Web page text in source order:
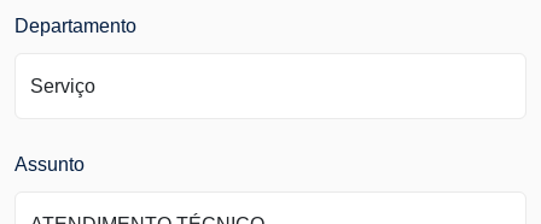
Departamento
Assunto